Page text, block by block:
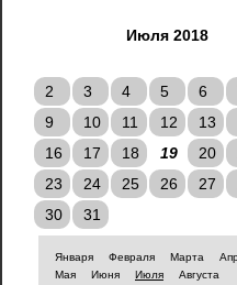
Июля 2018
2
3 4 5 6
9
10 11 12 13
16
17 18 19 20
23
24 25 26 27
30
31
Января Февраля Марта
Мая
Июня Июля
Августа